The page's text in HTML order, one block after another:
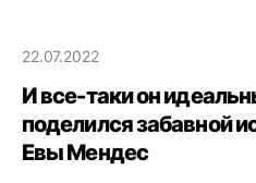
22.07.2022
И все-таки он
поделился забавной
Евы Мендес